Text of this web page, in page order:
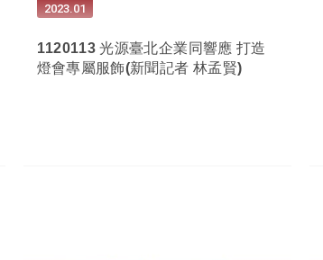
01
2023
1120113 光源臺北企業同響應 打造
燈會專屬服飾(新聞記者 林孟賢)